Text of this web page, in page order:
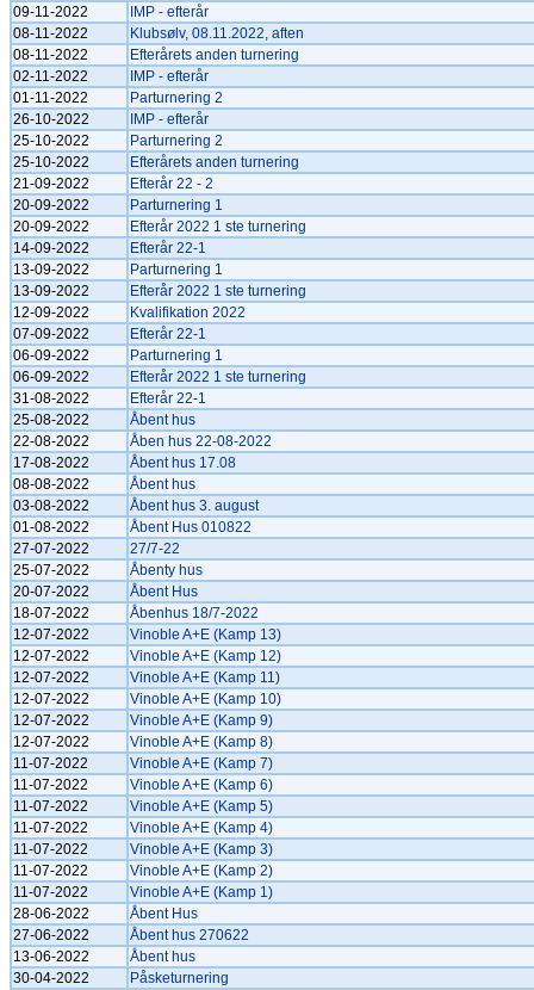
09-11-2022
IMP - efterår
08-11-2022
Klubsølv, 08.11.2022, aften
08-11-2022
Efterårets anden turnering
02-11-2022
IMP - efterår
01-11-2022
Parturnering 2
26-10-2022
IMP - efterår
25-10-2022
Parturnering 2
25-10-2022
Efterårets anden turnering
21-09-2022
Efterår 22 - 2
20-09-2022
Parturnering 1
20-09-2022
Efterår 2022 1 ste turnering
14-09-2022
Efterår 22-1
13-09-2022
Parturnering 1
13-09-2022
Efterår 2022 1 ste turnering
12-09-2022
Kvalifikation 2022
07-09-2022
Efterår 22-1
06-09-2022
Parturnering 1
06-09-2022
Efterår 2022 1 ste turnering
31-08-2022
Efterår 22-1
25-08-2022
Åbent hus
22-08-2022
Åben hus 22-08-2022
17-08-2022
Åbent hus 17.08
08-08-2022
Åbent hus
03-08-2022
Åbent hus 3. august
01-08-2022
Åbent Hus 010822
27-07-2022
27/7-22
25-07-2022
Åbenty hus
20-07-2022
Åbent Hus
18-07-2022
Åbenhus 18/7-2022
12-07-2022
Vinoble A+E (Kamp 13)
12-07-2022
Vinoble A+E (Kamp 12)
12-07-2022
Vinoble A+E (Kamp 11)
12-07-2022
Vinoble A+E (Kamp 10)
12-07-2022
Vinoble A+E (Kamp 9)
12-07-2022
Vinoble A+E (Kamp 8)
11-07-2022
Vinoble A+E (Kamp 7)
11-07-2022
Vinoble A+E (Kamp 6)
11-07-2022
Vinoble A+E (Kamp 5)
11-07-2022
Vinoble A+E (Kamp 4)
11-07-2022
Vinoble A+E (Kamp 3)
11-07-2022
Vinoble A+E (Kamp 2)
11-07-2022
Vinoble A+E (Kamp 1)
28-06-2022
Åbent Hus
27-06-2022
Åbent hus 270622
13-06-2022
Åbent hus
30-04-2022
Påsketurnering